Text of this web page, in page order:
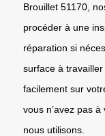
Brouillet 51170,
procéder à une
réparation si
surface à
facilement sur
vous n’avez pas
nous utilisons.